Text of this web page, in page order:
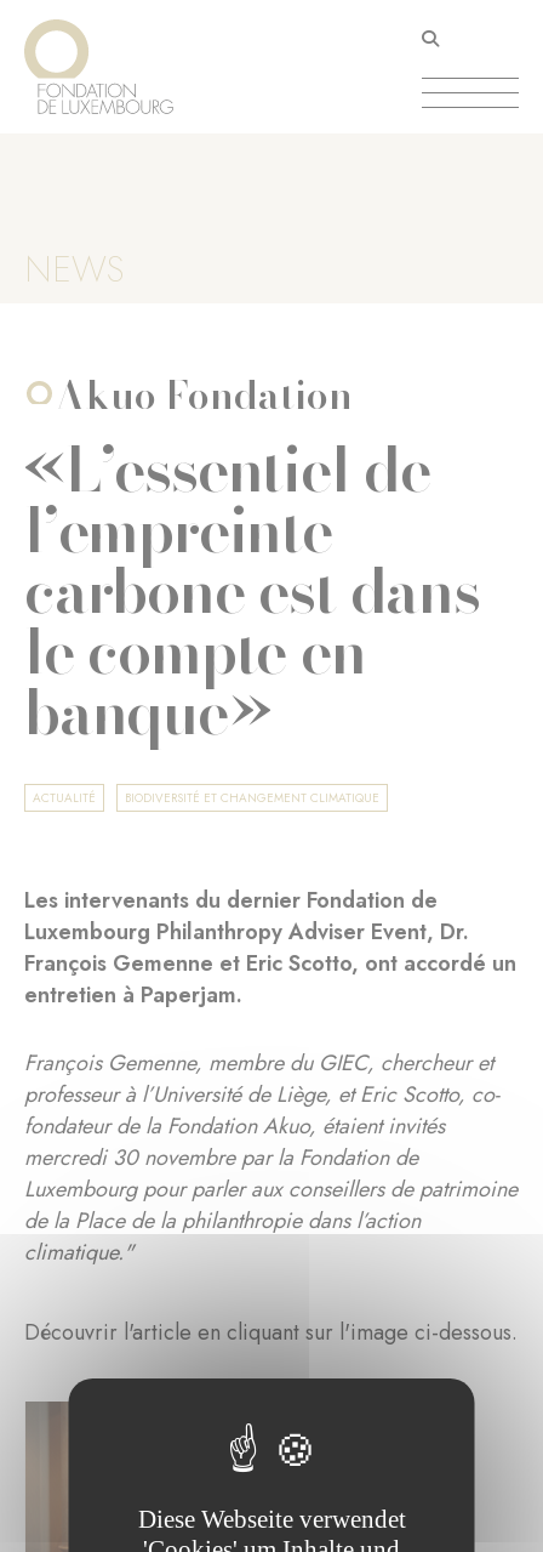
Direkt
zum
Inhalt
NEWS
Akuo Fondation
«L’essentiel de
l’empreinte
carbone est dans
le compte en
banque»
ACTUALITÉ BIODIVERSITÉ ET CHANGEMENT CLIMATIQUE
Les intervenants du dernier Fondation de
Luxembourg Philanthropy Adviser Event, Dr.
François Gemenne et Eric Scotto, ont accordé un
entretien à Paperjam.
François Gemenne, membre du GIEC, chercheur et
professeur à l’Université de Liège, et Eric Scotto, co-
fondateur de la Fondation Akuo, étaient invités
mercredi 30 novembre par la Fondation de
Luxembourg pour parler aux conseillers de patrimoine
de la Place de la philanthropie dans l’action
climatique."
Découvrir l'article en cliquant sur l'image ci-dessous.
Cookie-Einstellungen
Diese Webseite verwendet